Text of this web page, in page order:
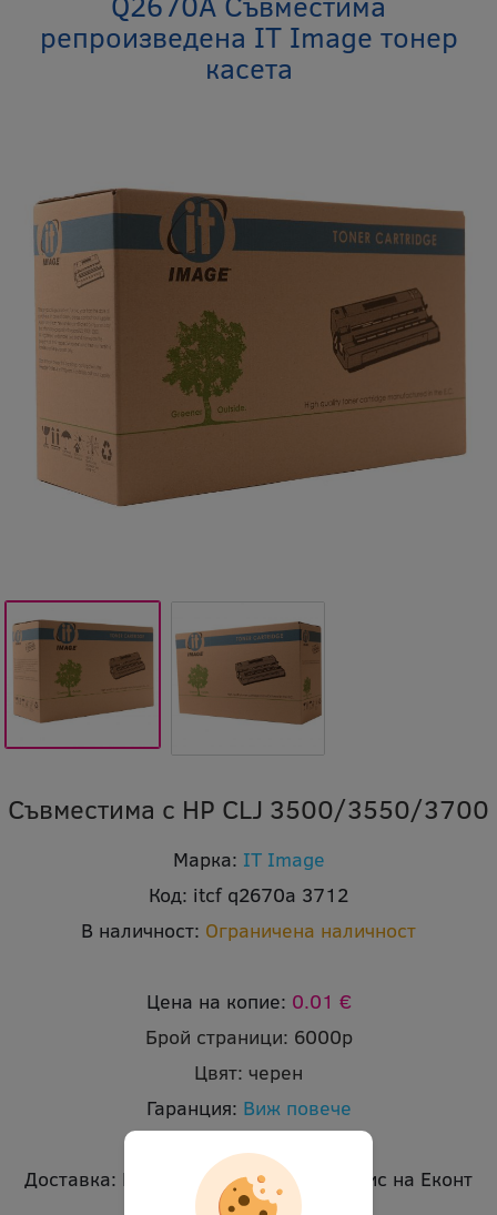
репроизведена IT Image тонер
касета
Съвместима с HP CLJ 3500/3550/3700
Марка: IT Image
Код: itcf q2670a 3712
В наличност: Ограничена наличност
Цена на копие: 0.01 €
Брой страници: 6000p
Цвят: черен
Гаранция: Виж повече
Доставка: Безплатна доставка до офис на Еконт